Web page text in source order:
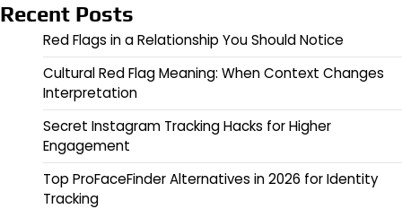
Recent Posts
Red Flags in a Relationship You Should Notice
Cultural Red Flag Meaning: When Context Changes
Interpretation
Secret Instagram Tracking Hacks for Higher
Engagement
Top ProFaceFinder Alternatives in 2026 for Identity
Tracking